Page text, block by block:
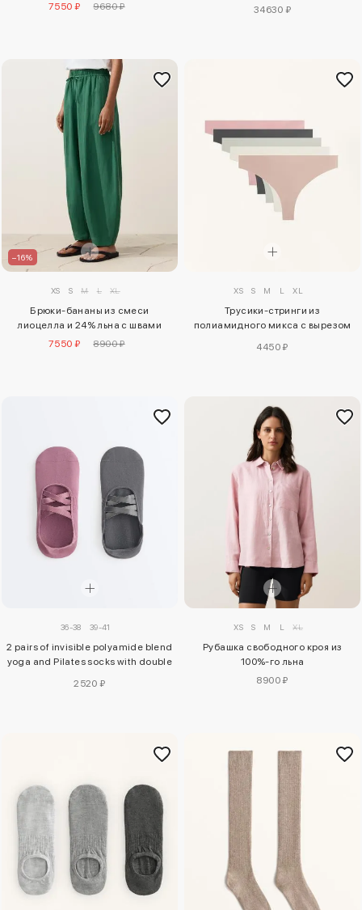
7550 ₽
9680 ₽ 34630 ₽
–16%
XS S M L XL
Брюки-бананы из смеси
лиоцелла и 24% льна с швами
7550 ₽
8900 ₽
XS S M L XL
Трусики-стринги из
полиамидного микса с вырезом
4450 ₽
36-38 39-41
2 pairs of invisible polyamide blend
yoga and Pilates socks with double
2520 ₽
XS S M L XL
Рубашка свободного кроя из
100%-го льна
8900 ₽